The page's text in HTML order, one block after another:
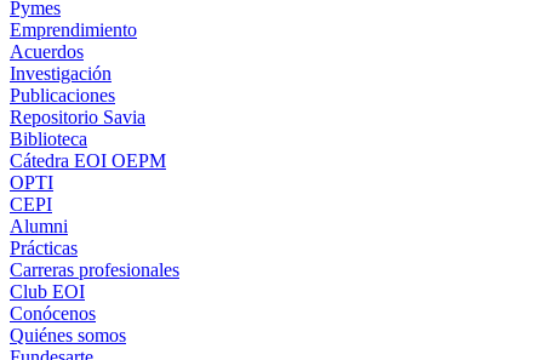
Pymes
Emprendimiento
Acuerdos
Investigación
Publicaciones
Repositorio Savia
Biblioteca
Cátedra EOI OEPM
OPTI
CEPI
Alumni
Prácticas
Carreras profesionales
Club EOI
Conócenos
Quiénes somos